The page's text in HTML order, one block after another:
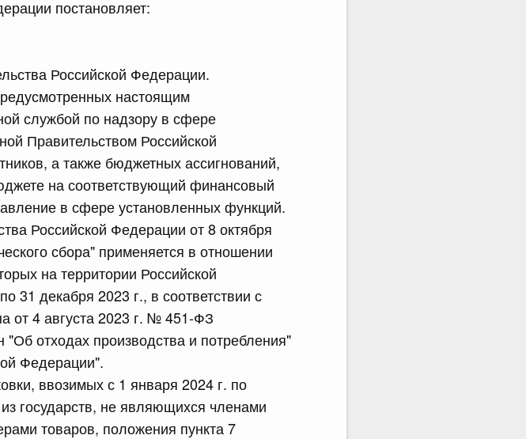
постановляет:
Российской Федерации.
настоящим
службой по надзору в сфере
Правительством Российской
а также бюджетных ассигнований,
на соответствующий финансовый
в сфере установленных функций.
Российской Федерации от 8 октября
сбора" применяется в отношении
на территории Российской
31 декабря 2023 г., в соответствии с
от 4 августа 2023 г. № 451-ФЗ
отходах производства и потребления"
Федерации".
ввозимых с 1 января 2024 г. по
государств, не являющихся членами
товаров, положения пункта 7
г. № 933
резерва
г. № 927
принципах и
медицинской
г. № 926
и
одного
г. № 928
20 июля 2011 г.